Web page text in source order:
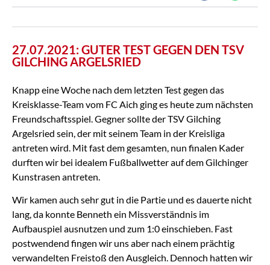
27.07.2021: GUTER TEST GEGEN DEN TSV
GILCHING ARGELSRIED
Knapp eine Woche nach dem letzten Test gegen das
Kreisklasse-Team vom FC Aich ging es heute zum nächsten
Freundschaftsspiel. Gegner sollte der TSV Gilching
Argelsried sein, der mit seinem Team in der Kreisliga
antreten wird. Mit fast dem gesamten, nun finalen Kader
durften wir bei idealem Fußballwetter auf dem Gilchinger
Kunstrasen antreten.
Wir kamen auch sehr gut in die Partie und es dauerte nicht
lang, da konnte Benneth ein Missverständnis im
Aufbauspiel ausnutzen und zum 1:0 einschieben. Fast
postwendend fingen wir uns aber nach einem prächtig
verwandelten Freistoß den Ausgleich. Dennoch hatten wir